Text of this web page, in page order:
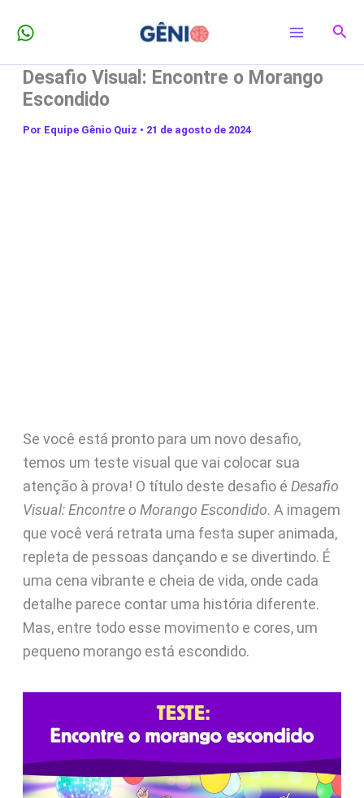
para
conteúdo
Desafio Visual: Encontre o Morango
Escondido
Por Equipe Gênio Quiz • 21 de agosto de 2024
Se você está pronto para um novo desafio,
temos um teste visual que vai colocar sua
atenção à prova! O título deste desafio é Desafio
Visual: Encontre o Morango Escondido. A imagem
que você verá retrata uma festa super animada,
repleta de pessoas dançando e se divertindo. É
uma cena vibrante e cheia de vida, onde cada
detalhe parece contar uma história diferente.
Mas, entre todo esse movimento e cores, um
pequeno morango está escondido.